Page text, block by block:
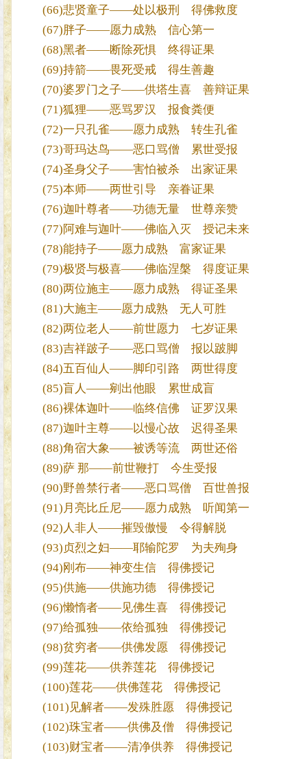
(66)悲贤童子——处以极刑 得佛救度
(67)胖子——愿力成熟 信心第一
(68)黑者——断除死惧 终得证果
(69)持箭——畏死受戒 得生善趣
(70)婆罗门之子——供塔生喜 善辩证果
(71)狐狸——恶骂罗汉 报食粪便
(72)一只孔雀——愿力成熟 转生孔雀
(73)哥玛达鸟——恶口骂僧 累世受报
(74)圣身父子——害怕被杀 出家证果
(75)本师——两世引导 亲眷证果
(76)迦叶尊者——功德无量 世尊亲赞
(77)阿难与迦叶——佛临入灭 授记未来
(78)能持子——愿力成熟 富家证果
(79)极贤与极喜——佛临涅槃 得度证果
(80)两位施主——愿力成熟 得证圣果
(81)大施主——愿力成熟 无人可胜
(82)两位老人——前世愿力 七岁证果
(83)吉祥跛子——恶口骂僧 报以跛脚
(84)五百仙人——脚印引路 两世得度
(85)盲人——剜出他眼 累世成盲
(86)裸体迦叶——临终信佛 证罗汉果
(87)迦叶主尊——以慢心故 迟得圣果
(88)角宿大象——被诱等流 两世还俗
(89)萨 那——前世鞭打 今生受报
(90)野兽禁行者——恶口骂僧 百世兽报
(91)月亮比丘尼——愿力成熟 听闻第一
(92)人非人——摧毁傲慢 令得解脱
(93)贞烈之妇——耶输陀罗 为夫殉身
(94)刚布——神变生信 得佛授记
(95)供施——供施功德 得佛授记
(96)懒惰者——见佛生喜 得佛授记
(97)给孤独——依给孤独 得佛授记
(98)贫穷者——供佛发愿 得佛授记
(99)莲花——供养莲花 得佛授记
(100)莲花——供佛莲花 得佛授记
(101)见解者——发殊胜愿 得佛授记
(102)珠宝者——供佛及僧 得佛授记
(103)财宝者——清净供养 得佛授记